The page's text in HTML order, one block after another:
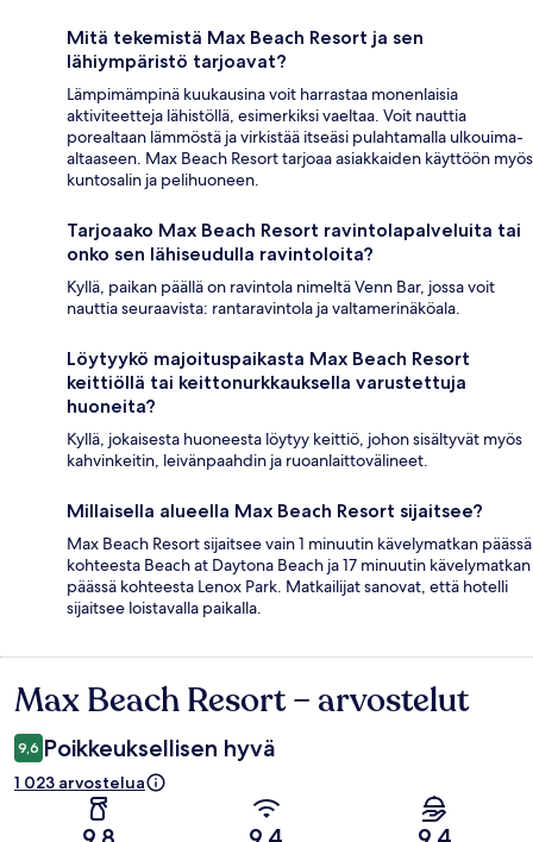
Mitä tekemistä Max Beach Resort ja sen
lähiympäristö tarjoavat?
Lämpimämpinä kuukausina voit harrastaa monenlaisia
aktiviteetteja lähistöllä, esimerkiksi vaeltaa. Voit nauttia
porealtaan lämmöstä ja virkistää itseäsi pulahtamalla ulkouima-
altaaseen. Max Beach Resort tarjoaa asiakkaiden käyttöön myös
kuntosalin ja pelihuoneen.
Tarjoaako Max Beach Resort ravintolapalveluita tai
onko sen lähiseudulla ravintoloita?
Kyllä, paikan päällä on ravintola nimeltä Venn Bar, jossa voit
nauttia seuraavista: rantaravintola ja valtamerinäköala.
Löytyykö majoituspaikasta Max Beach Resort
keittiöllä tai keittonurkkauksella varustettuja
huoneita?
Kyllä, jokaisesta huoneesta löytyy keittiö, johon sisältyvät myös
kahvinkeitin, leivänpaahdin ja ruoanlaittovälineet.
Millaisella alueella Max Beach Resort sijaitsee?
Max Beach Resort sijaitsee vain 1 minuutin kävelymatkan päässä
kohteesta Beach at Daytona Beach ja 17 minuutin kävelymatkan
päässä kohteesta Lenox Park. Matkailijat sanovat, että hotelli
sijaitsee loistavalla paikalla.
Arvostelut
Max Beach Resort – arvostelut
9,6 Poikkeuksellisen hyvä
1 023 arvostelua